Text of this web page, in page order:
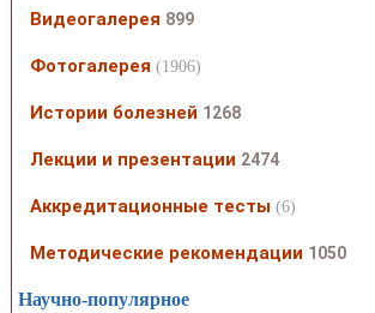
Видеогалерея 899
Фотогалерея (1906)
Истории болезней 1268
Лекции и презентации 2474
Аккредитационные тесты (6)
Методические рекомендации 1050
Научно-популярное